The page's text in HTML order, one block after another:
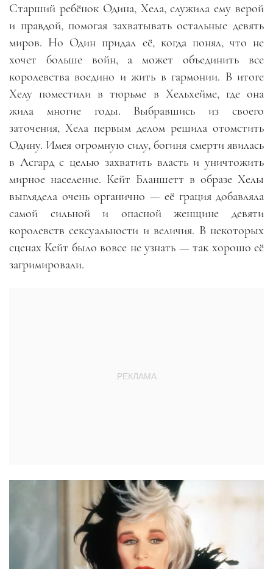
Старший ребёнок Одина, Хела,служила ему верой
и правдой, помогая захватывать остальные девять
миров. Но Один придал её, когда понял, что не
хочет больше войн, а может объединить все
королевства воедино и жить в гармонии. В итоге
Хелу поместили в тюрьме в Хельхейме, где она
жила многие годы. Выбравшись из своего
заточения, Хела первым делом решила отомстить
Одину. Имея огромную силу, богиня смерти явилась
в Асгард с целью захватить власть и уничтожить
мирное население. Кейт Бланшетт в образе Хелы
выглядела очень органично — её грация добавляла
самой сильной и опасной женщине девяти
королевств сексуальности и величия. В некоторых
сценах Кейт было вовсе не узнать — так хорошо её
загримировали.